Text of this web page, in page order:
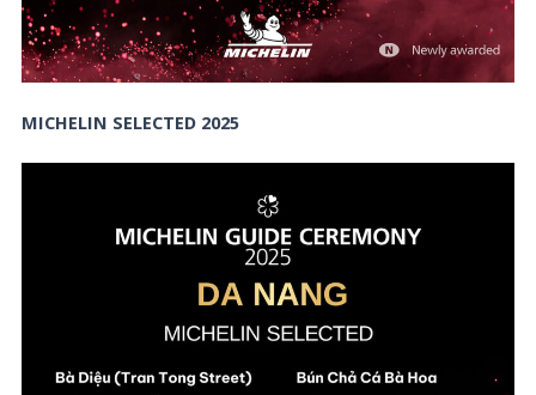
MICHELIN SELECTED 2025